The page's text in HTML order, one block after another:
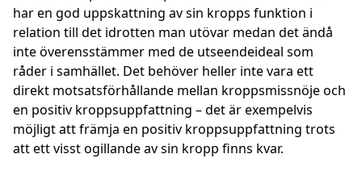
har en god uppskattning av sin kropps funktion i
relation till det idrotten man utövar medan det ändå
inte överensstämmer med de utseendeideal som
råder i samhället. Det behöver heller inte vara ett
direkt motsatsförhållande mellan kroppsmissnöje och
en positiv kroppsuppfattning – det är exempelvis
möjligt att främja en positiv kroppsuppfattning trots
att ett visst ogillande av sin kropp finns kvar.